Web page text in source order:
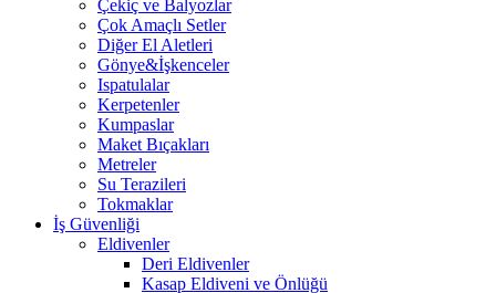
Çekiç ve Balyozlar
Çok Amaçlı Setler
Diğer El Aletleri
Gönye&İşkenceler
Ispatulalar
Kerpetenler
Kumpaslar
Maket Bıçakları
Metreler
Su Terazileri
Tokmaklar
İş Güvenliği
Eldivenler
Deri Eldivenler
Kasap Eldiveni ve Önlüğü